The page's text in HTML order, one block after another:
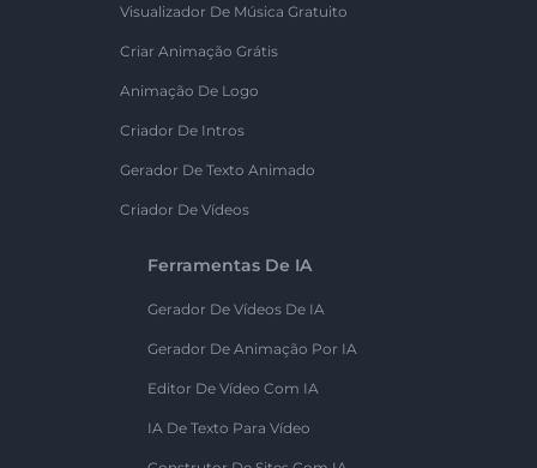
Visualizador De Música Gratuito
Criar Animação Grátis
Animação De Logo
Criador De Intros
Gerador De Texto Animado
Criador De Vídeos
Ferramentas De IA
Gerador De Vídeos De IA
Gerador De Animação Por IA
Editor De Vídeo Com IA
IA De Texto Para Vídeo